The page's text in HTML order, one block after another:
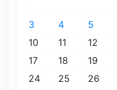
3
4 5
10
11 12
17
18 19
24
25 26